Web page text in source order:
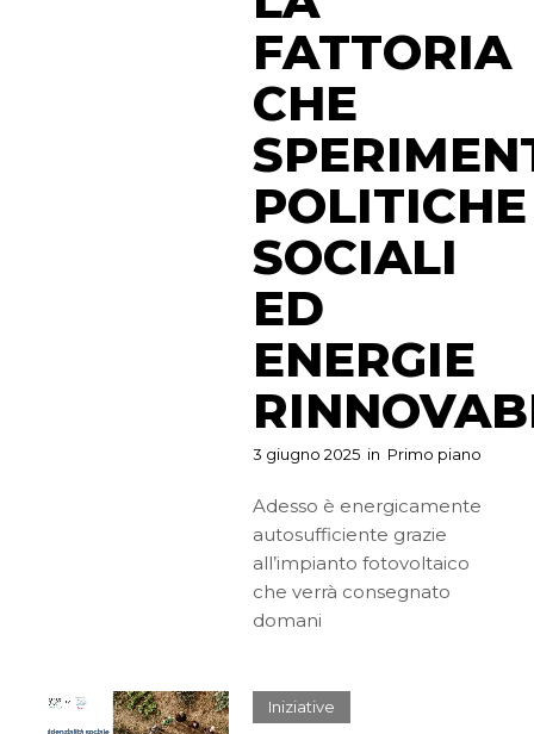
FATTORIA
CHE
POLITICHE
SOCIALI
ED
ENERGIE
3 giugno 2025 in Primo piano
Adesso è energicamente
autosufficiente grazie
all’impianto fotovoltaico
che verrà consegnato
domani
Iniziative